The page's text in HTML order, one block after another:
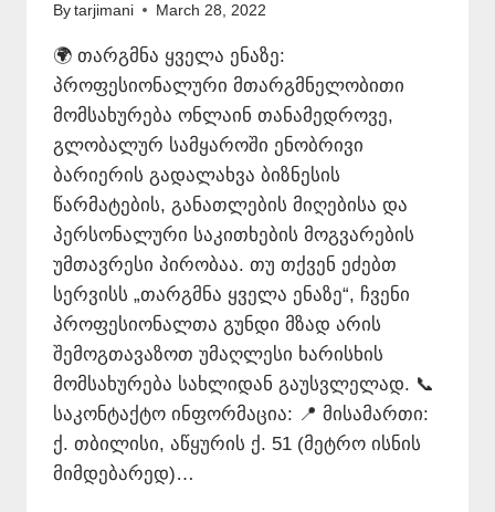
By tarjimani March 28, 2022
🌍 თარგმნა ყველა ენაზე:
პროფესიონალური მთარგმნელობითი
მომსახურება ონლაინ თანამედროვე,
გლობალურ სამყაროში ენობრივი
ბარიერის გადალახვა ბიზნესის
წარმატების, განათლების მიღებისა და
პერსონალური საკითხების მოგვარების
უმთავრესი პირობაა. თუ თქვენ ეძებთ
სერვისს „თარგმნა ყველა ენაზე“, ჩვენი
პროფესიონალთა გუნდი მზად არის
შემოგთავაზოთ უმაღლესი ხარისხის
მომსახურება სახლიდან გაუსვლელად. 📞
საკონტაქტო ინფორმაცია: 📍 მისამართი:
ქ. თბილისი, აწყურის ქ. 51 (მეტრო ისნის
მიმდებარედ)…